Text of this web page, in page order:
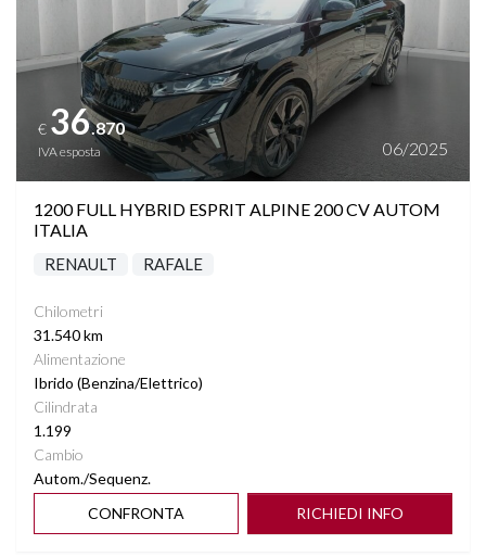
€ 36.870
IVA esposta 06/2025
1200 FULL HYBRID ESPRIT ALPINE 200 CV AUTOM
ITALIA
RENAULT RAFALE
Chilometri
31.540 km
Alimentazione
Ibrido (Benzina/Elettrico)
Cilindrata
1.199
Cambio
Autom./Sequenz.
CONFRONTA
RICHIEDI INFO